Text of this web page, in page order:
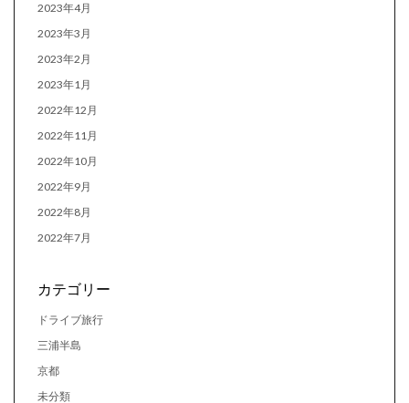
2023年4月
2023年3月
2023年2月
2023年1月
2022年12月
2022年11月
2022年10月
2022年9月
2022年8月
2022年7月
カテゴリー
ドライブ旅行
三浦半島
京都
未分類